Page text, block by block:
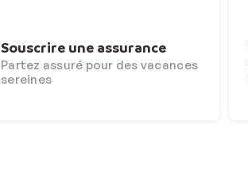
Souscrire une assurance
Partez assuré pour des vacances
sereines